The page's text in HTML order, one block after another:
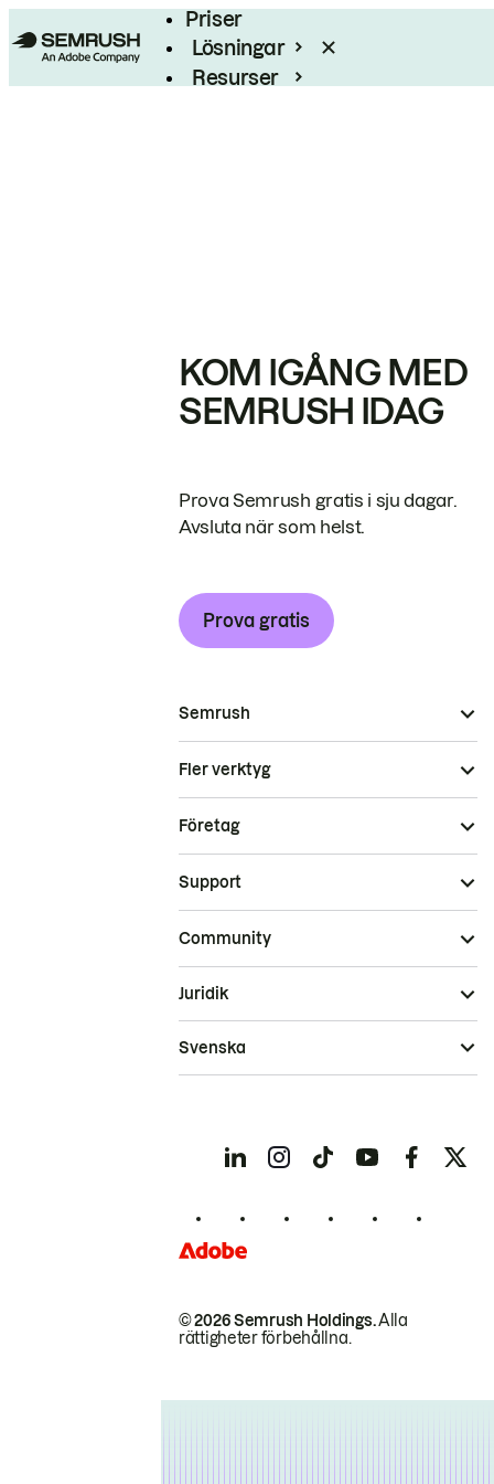
Priser
Lösningar
Resurser
KOM IGÅNG MED
SEMRUSH IDAG
Prova Semrush gratis i sju dagar.
Avsluta när som helst.
Prova gratis
Semrush
Fler verktyg
Företag
Support
Community
© 2026 Semrush Holdings.Alla
rättigheter förbehållna.
Juridik
Svenska